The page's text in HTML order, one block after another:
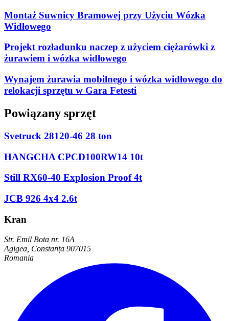
Montaż Suwnicy Bramowej przy Użyciu Wózka
Widłowego
Projekt rozładunku naczep z użyciem ciężarówki z
żurawiem i wózka widłowego
Wynajem żurawia mobilnego i wózka widłowego do
relokacji sprzętu w Gara Fetesti
Powiązany sprzęt
Svetruck 28120-46 28 ton
HANGCHA CPCD100RW14 10t
Still RX60-40 Explosion Proof 4t
JCB 926 4x4 2.6t
Kran
Str. Emil Bota nr. 16A
Agigea, Constanța 907015
Romania